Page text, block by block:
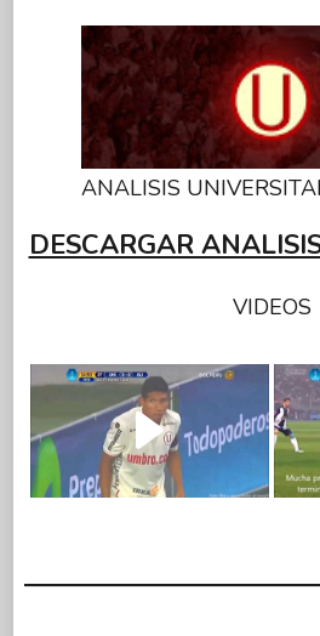
ANALISIS
DESCARGAR
VIDEOS